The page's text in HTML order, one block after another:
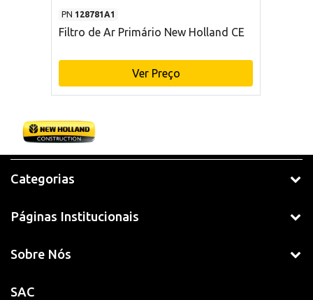
PN 128781A1
Filtro de Ar Primário New Holland CE
Ver Preço
Categorias
Páginas Institucionais
Sobre Nós
SAC